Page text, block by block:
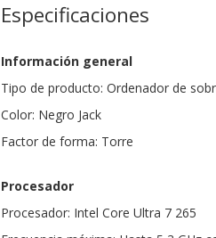
Especificaciones
Información general
Tipo de producto: Ordenador de
Color: Negro Jack
Factor de forma: Torre
Procesador
Procesador: Intel Core Ultra 7 265